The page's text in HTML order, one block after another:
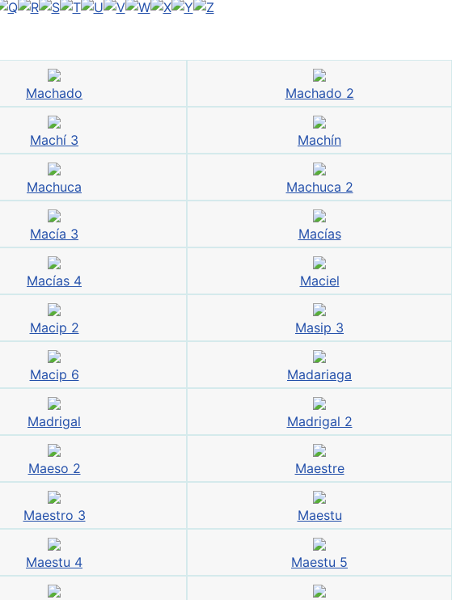
Machado Machado 2
Machí 3 Machín
Machuca Machuca 2
Macía 3 Macías
Macías 4 Maciel
Macip 2 Masip 3
Macip 6 Madariaga
Madrigal Madrigal 2
Maeso 2 Maestre
Maestro 3 Maestu
Maestu 4 Maestu 5